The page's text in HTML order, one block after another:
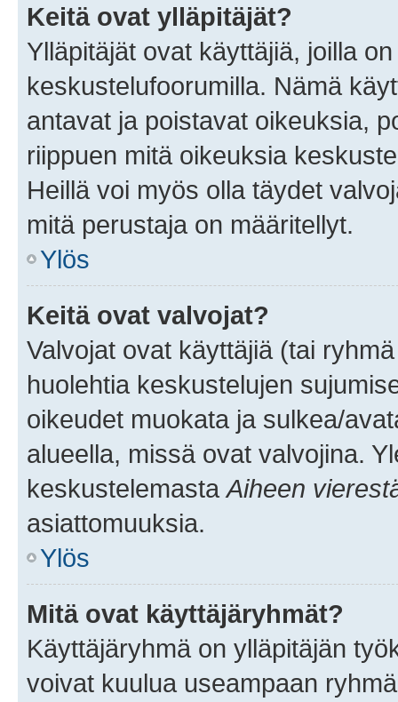
Keitä ovat ylläpitäjät?
Ylläpitäjät ovat käyttäjiä, joilla
keskustelufoorumilla. Nämä
antavat ja poistavat oikeuksia,
riippuen mitä oikeuksia
Heillä voi myös olla täydet
mitä perustaja on määritellyt.
Ylös
Keitä ovat valvojat?
Valvojat ovat käyttäjiä (tai
huolehtia keskustelujen
oikeudet muokata ja sulkea/
alueella, missä ovat valvojina.
keskustelemasta Aiheen
asiattomuuksia.
Ylös
Mitä ovat käyttäjäryhmät?
Käyttäjäryhmä on ylläpitäjän
voivat kuulua useampaan